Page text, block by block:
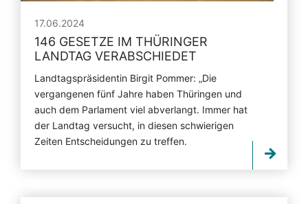
17.06.2024
146 GESETZE IM THÜRINGER
LANDTAG VERABSCHIEDET
Landtagspräsidentin Birgit Pommer: „Die
vergangenen fünf Jahre haben Thüringen und
auch dem Parlament viel abverlangt. Immer hat
der Landtag versucht, in diesen schwierigen
Zeiten Entscheidungen zu treffen.